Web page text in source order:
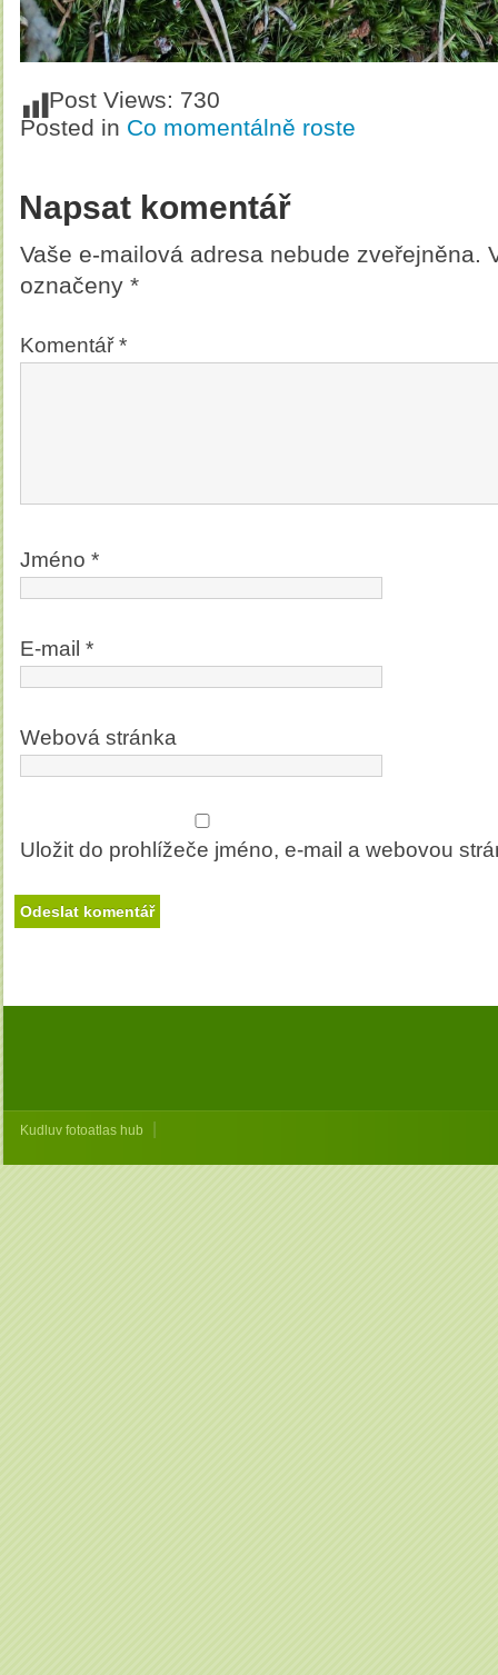
Post Views: 730
Posted in Co momentálně roste
Napsat komentář
Vaše e-mailová adresa nebude zveřejněna.
označeny *
Komentář*
Jméno *
E-mail *
Webová stránka
Uložit do prohlížeče jméno, e-mail a webovou
Kudluv fotoatlas hub